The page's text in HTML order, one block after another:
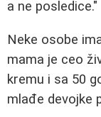
a ne posledice."
Neke osobe
mama je ceo
kremu i sa 50
mlađe devojke